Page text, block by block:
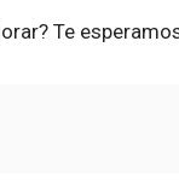
Te